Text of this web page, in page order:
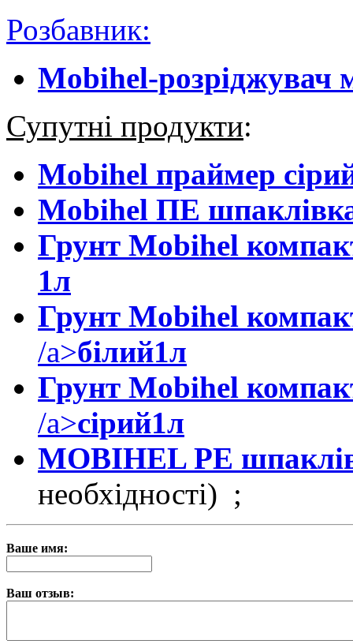
Розбавник:
Mobihel-розріджувач
Супутні продукти:
Mobihel праймер
Mobihel ПЕ
Грунт Mobihel
1л
Грунт Mobihel
/a>білий1л
Грунт Mobihel
/a>сірий1л
MOBIHEL PE
необхідності) ;
Ваше имя:
Ваш отзыв: